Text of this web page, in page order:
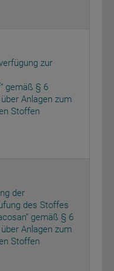
zur
gemäß § 6
Anlagen zum
Stoffen
der
des Stoffes
gemäß § 6
Anlagen zum
Stoffen